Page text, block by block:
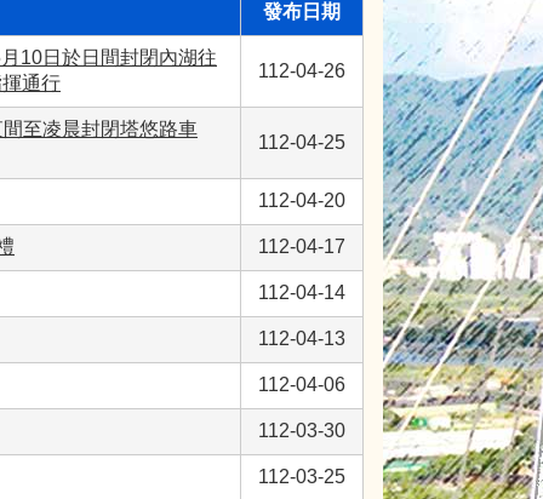
發布日期
10日於日間封閉內湖往
通行
112-04-26
至凌晨封閉塔悠路車
112-04-25
112-04-20
112-04-17
112-04-14
112-04-13
112-04-06
112-03-30
112-03-25